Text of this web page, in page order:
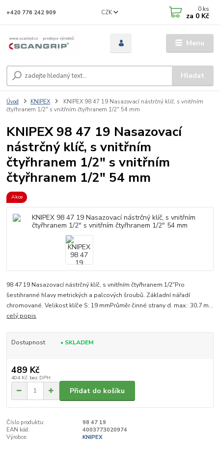
Menu
CZK
Hledat
+420 776 242 909 0 ks
za 0 Kč
Úvod KNIPEX
KNIPEX 98 47 19 Nasazovací nástrčný klíč, s vnitřním
čtyřhranem 1/2" s vnitřním čtyřhranem 1/2" 54 mm
KNIPEX 98 47 19 Nasazovací
nástrčný klíč, s vnitřním
čtyřhranem 1/2" s vnitřním
čtyřhranem 1/2" 54 mm
Akce
98 47 19 Nasazovací nástrčný klíč, s vnitřním čtyřhranem 1/2"Pro
šestihranné hlavy metrických a palcových šroubů. Základní nářadí
chromované. Velikost klíče S: 19 mmPrůměr činné strany d. max.: 30,7 m...
celý popis
Dostupnost • SKLADEM
489 Kč
404 Kč bez DPH
Přidat do košíku
Číslo produktu:
98 47 19
EAN kód:
4003773020974
Výrobce:
KNIPEX